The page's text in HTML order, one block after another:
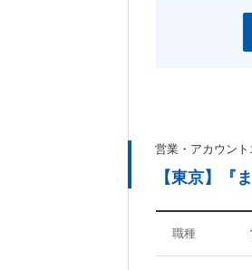
営業・アカウン
【東京】『
職種